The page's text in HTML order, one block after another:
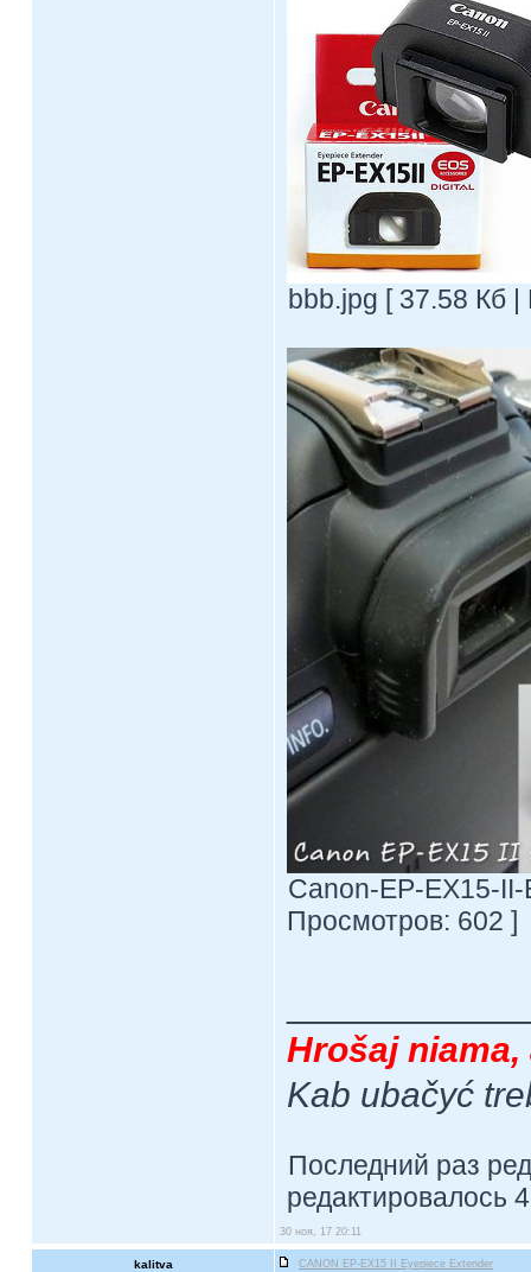
bbb.jpg [ 37.58 Кб
Canon-EP-EX15-
Просмотров: 602 ]
Hrošaj
Kab ubačyć
Последний раз
редактировалось
30 ноя, 17 20:11
kalitva CANON EP-EX15 II Eyepiece Extender